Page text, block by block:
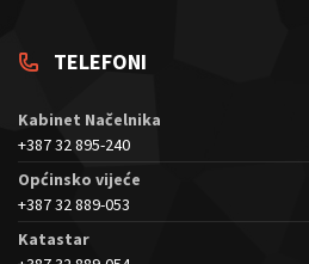
TELEFONI
Kabinet Načelnika
+387 32 895-240
Općinsko vijeće
+387 32 889-053
Katastar